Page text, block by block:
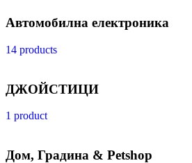
Автомобилна електроника
14 products
ДЖОЙСТИЦИ
1 product
Дом, Градина & Petshop